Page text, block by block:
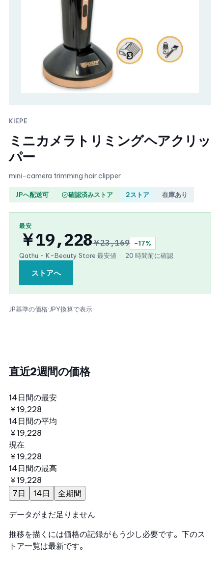
KIEPE
ミニカメラトリミングヘアクリッ
パー
mini-camera trimming hair clipper
JPへ配送可 確認済みストア 2ストア 在庫あり
最安
￥19,228￥23,169
−17%
Qathu - K-Beauty Store 最安値 · 20 時間前に確認
ストアへ
JP基準の価格·JPY換算で表示
直近2週間の価格
14日間の最安
￥19,228
14日間の平均
￥19,228
現在
￥19,228
14日間の最高
￥19,228
7日
14日 全期間
データがまだ足りません
推移を描くには価格の記録がもう少し必要です。下のス
トア一覧は最新です。